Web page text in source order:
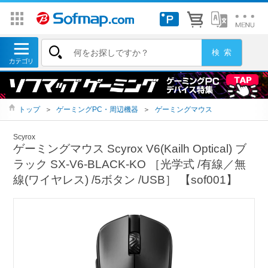
トップ ＞ ゲーミングPC・周辺機器 ＞ ゲーミングマウス
Scyrox
ゲーミングマウス Scyrox V6(Kailh Optical) ブ
ラック SX-V6-BLACK-KO ［光学式 /有線／無
線(ワイヤレス) /5ボタン /USB］ 【sof001】